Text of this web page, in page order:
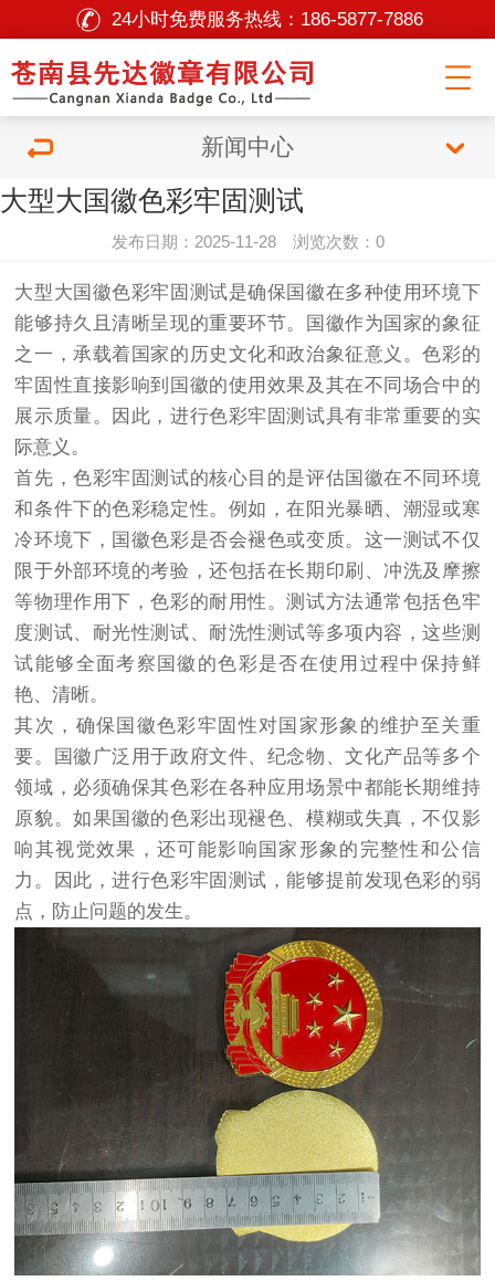
24小时免费服务热线： 186-5877-7886
新闻中心
大型大国徽色彩牢固测试
发布日期：2025-11-28 浏览次数：0
大型大国徽色彩牢固测试是确保国徽在多种使用环境下
能够持久且清晰呈现的重要环节。国徽作为国家的象征
之一，承载着国家的历史文化和政治象征意义。色彩的
牢固性直接影响到国徽的使用效果及其在不同场合中的
展示质量。因此，进行色彩牢固测试具有非常重要的实
际意义。
首先，色彩牢固测试的核心目的是评估国徽在不同环境
和条件下的色彩稳定性。例如，在阳光暴晒、潮湿或寒
冷环境下，国徽色彩是否会褪色或变质。这一测试不仅
限于外部环境的考验，还包括在长期印刷、冲洗及摩擦
等物理作用下，色彩的耐用性。测试方法通常包括色牢
度测试、耐光性测试、耐洗性测试等多项内容，这些测
试能够全面考察国徽的色彩是否在使用过程中保持鲜
艳、清晰。
其次，确保国徽色彩牢固性对国家形象的维护至关重
要。国徽广泛用于政府文件、纪念物、文化产品等多个
领域，必须确保其色彩在各种应用场景中都能长期维持
原貌。如果国徽的色彩出现褪色、模糊或失真，不仅影
响其视觉效果，还可能影响国家形象的完整性和公信
力。因此，进行色彩牢固测试，能够提前发现色彩的弱
点，防止问题的发生。